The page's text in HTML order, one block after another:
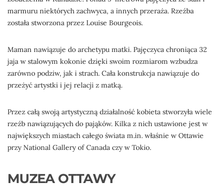
marmuru niektórych zachwyca, a innych przeraża. Rzeźba
została stworzona przez Louise Bourgeois.
Maman nawiązuje do archetypu matki. Pajęczyca chroniąca 32
jaja w stalowym kokonie dzięki swoim rozmiarom wzbudza
zarówno podziw, jak i strach. Cała konstrukcja nawiązuje do
przeżyć artystki i jej relacji z matką.
Przez całą swoją artystyczną działalność kobieta stworzyła wiele
rzeźb nawiązujących do pająków. Kilka z nich ustawione jest w
największych miastach całego świata m.in. właśnie w Ottawie
przy National Gallery of Canada czy w Tokio.
MUZEA OTTAWY